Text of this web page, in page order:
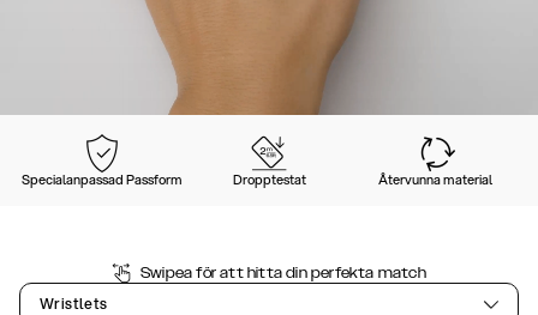
Specialanpassad Passform Dropptestat Återvunna material
Swipea för att hitta din perfekta match
Wristlets